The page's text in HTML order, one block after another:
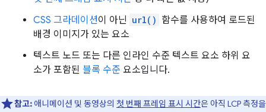
CSS 그라데이션이 아닌 url() 함수를 사용하여 로드된
배경 이미지가 있는 요소
텍스트 노드 또는 다른 인라인 수준 텍스트 요소 하위 요
소가 포함된 블록 수준 요소입니다.
참고: 애니메이션 및 동영상의 첫 번째 프레임 표시 시간은 아직 LCP 측정을